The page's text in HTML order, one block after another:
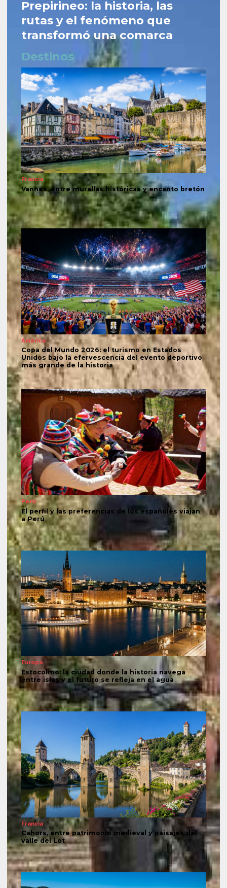
Prepirineo: la historia, las
rutas y el fenómeno que
transformó una comarca
Destinos
Francia
Vannes, entre murallas históricas y encanto bretón
América
Copa del Mundo 2026: el turismo en Estados
Unidos bajo la efervescencia del evento deportivo
más grande de la historia
Perú
El perfil y las preferencias de los españoles viajan
a Perú
Europa
Estocolmo: la ciudad donde la historia navega
entre islas y el futuro se refleja en el agua
Francia
Cahors, entre patrimonio medieval y paisajes del
valle del Lot